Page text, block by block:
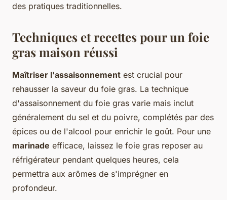
des pratiques traditionnelles.
Techniques et recettes pour un foie
gras maison réussi
Maîtriser l'assaisonnement est crucial pour
rehausser la saveur du foie gras. La technique
d'assaisonnement du foie gras varie mais inclut
généralement du sel et du poivre, complétés par des
épices ou de l'alcool pour enrichir le goût. Pour une
marinade efficace, laissez le foie gras reposer au
réfrigérateur pendant quelques heures, cela
permettra aux arômes de s'imprégner en
profondeur.